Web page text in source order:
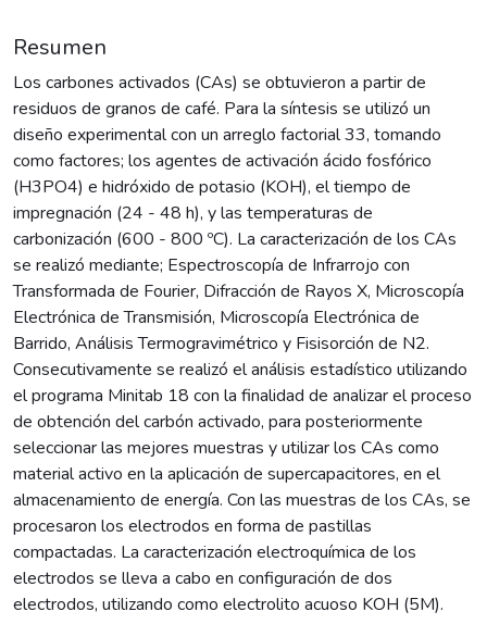
Resumen
Los carbones activados (CAs) se obtuvieron a partir de
residuos de granos de café. Para la síntesis se utilizó un
diseño experimental con un arreglo factorial 33, tomando
como factores; los agentes de activación ácido fosfórico
(H3PO4) e hidróxido de potasio (KOH), el tiempo de
impregnación (24 - 48 h), y las temperaturas de
carbonización (600 - 800 ºC). La caracterización de los CAs
se realizó mediante; Espectroscopía de Infrarrojo con
Transformada de Fourier, Difracción de Rayos X, Microscopía
Electrónica de Transmisión, Microscopía Electrónica de
Barrido, Análisis Termogravimétrico y Fisisorción de N2.
Consecutivamente se realizó el análisis estadístico utilizando
el programa Minitab 18 con la finalidad de analizar el proceso
de obtención del carbón activado, para posteriormente
seleccionar las mejores muestras y utilizar los CAs como
material activo en la aplicación de supercapacitores, en el
almacenamiento de energía. Con las muestras de los CAs, se
procesaron los electrodos en forma de pastillas
compactadas. La caracterización electroquímica de los
electrodos se lleva a cabo en configuración de dos
electrodos, utilizando como electrolito acuoso KOH (5M).